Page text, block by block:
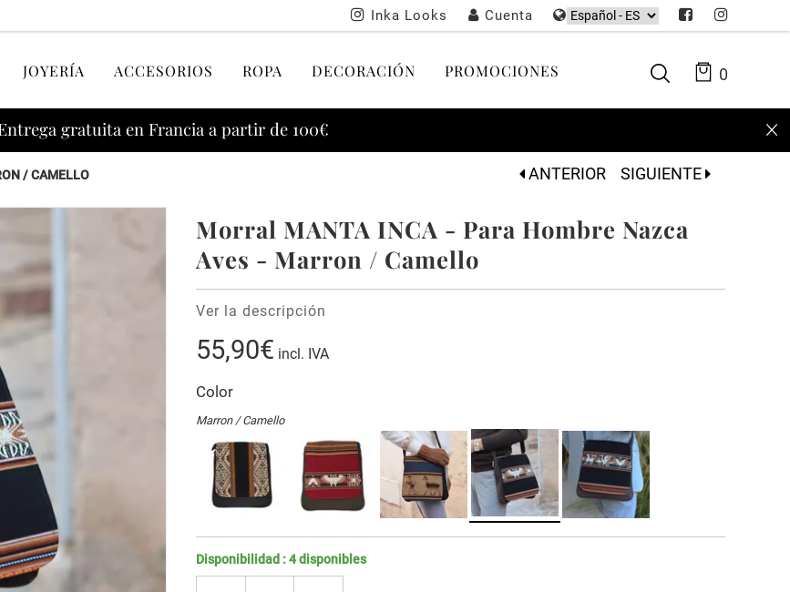
Inka Looks Cuenta
JOYERÍA ACCESORIOS ROPA DECORACIÓN PROMOCIONES 0
gratuita en Francia a partir de 100€
/ CAMELLO ANTERIOR SIGUIENTE
Morral MANTA INCA - Para Hombre Nazca
Aves - Marron / Camello
Ver la descripción
55,90€ incl. IVA
Color
Marron / Camello
Disponibilidad :4disponibles